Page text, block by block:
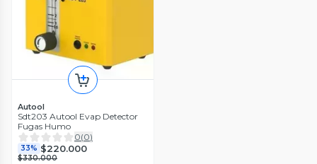
Autool
Sdt203 Autool Evap Detector
Fugas Humo
0(0)
33% $220.000
$330.000